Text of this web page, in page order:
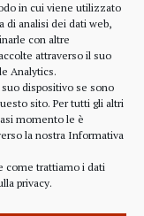
in cui viene utilizzato
di analisi dei dati web,
con altre
attraverso il suo
Analytics.
dispositivo se sono
sito. Per tutti gli altri
momento le è
la nostra Informativa
come trattiamo i dati
privacy.